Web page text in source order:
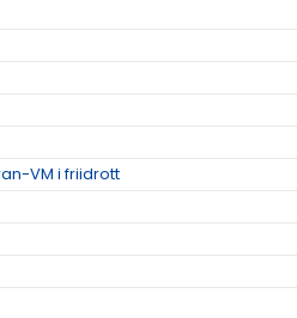
VM i friidrott